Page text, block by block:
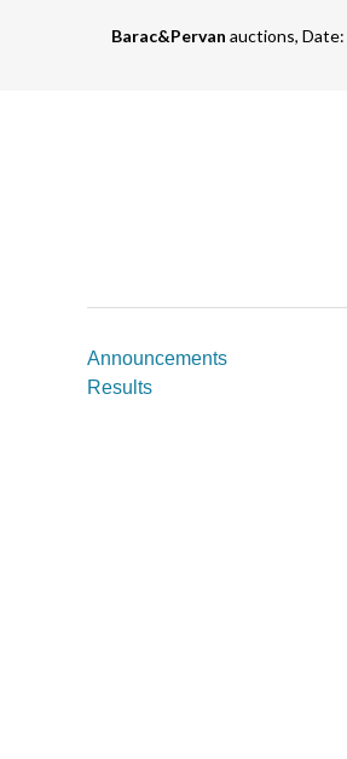
Barac&Pervan auctions, Date:
Announcements
Results